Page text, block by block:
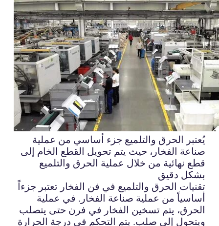
يُعتبر الحرق والتلميع جزء أساسي من عملية
صناعة الفخار، حيث يتم تحويل القطع الخام إلى
قطع نهائية من خلال عملية الحرق والتلميع
بشكل دقيق
تقنيات الحرق والتلميع في فن الفخار تعتبر جزءاً
أساسياً من عملية صناعة الفخار. في عملية
الحرق، يتم تسخين الفخار في فرن حتى يتصلب
ويتحول إلى صلب. يتم التحكم في درجة الحرارة